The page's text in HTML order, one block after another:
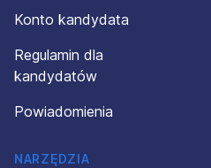
Konto kandydata
Regulamin dla
kandydatów
Powiadomienia
NARZĘDZIA